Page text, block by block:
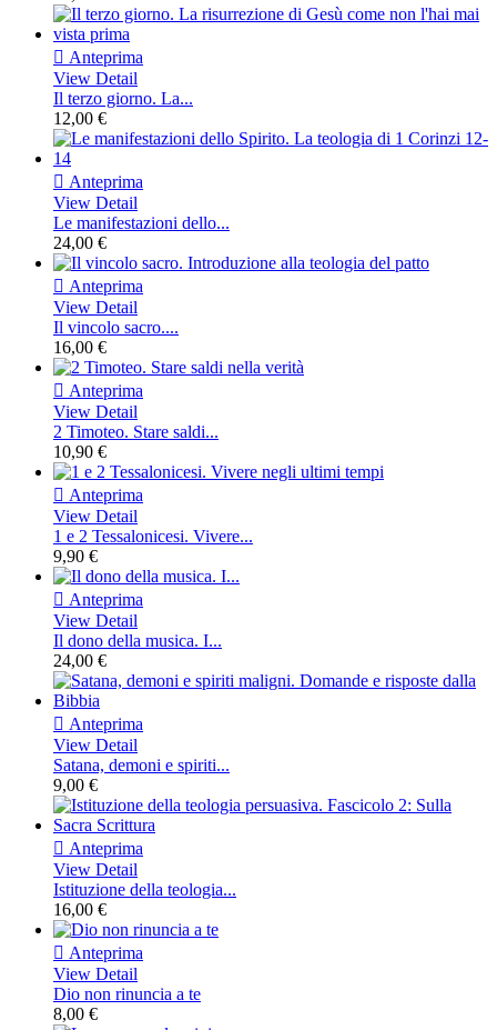
 Anteprima
View Detail
Il terzo giorno. La...
12,00 €
 Anteprima
View Detail
Le manifestazioni dello...
24,00 €
 Anteprima
View Detail
Il vincolo sacro....
16,00 €
 Anteprima
View Detail
2 Timoteo. Stare saldi...
10,90 €
 Anteprima
View Detail
1 e 2 Tessalonicesi. Vivere...
9,90 €
 Anteprima
View Detail
Il dono della musica. I...
24,00 €
 Anteprima
View Detail
Satana, demoni e spiriti...
9,00 €
 Anteprima
View Detail
Istituzione della teologia...
16,00 €
 Anteprima
View Detail
Dio non rinuncia a te
8,00 €